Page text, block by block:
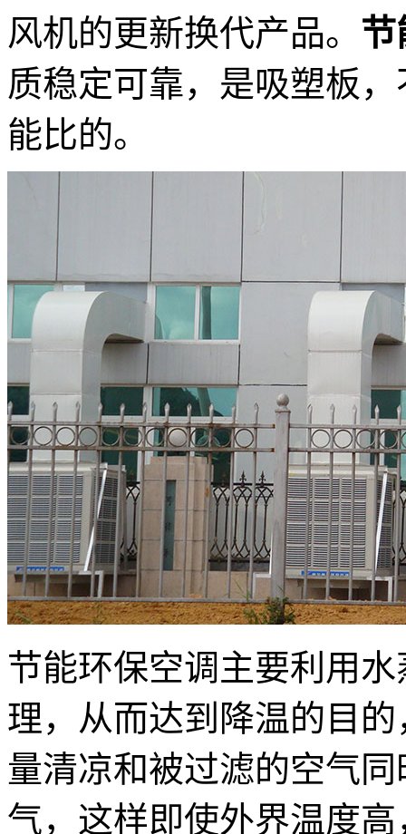
风机的更新换代产品。 节
质稳定可靠，是吸塑板
能比的。
节能环保空调主要利用
理，从而达到降温的目
量清凉和被过滤的空气
气，这样即使外界温度